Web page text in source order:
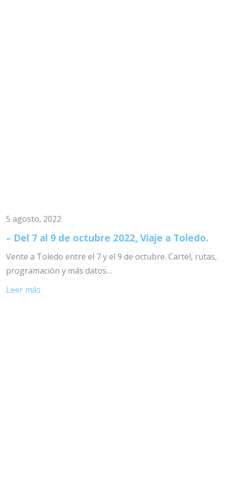
5 agosto, 2022
– Del 7 al 9 de octubre 2022, Viaje a Toledo.
Vente a Toledo entre el 7 y el 9 de octubre. Cartel, rutas,
programación y más datos…
Leer más